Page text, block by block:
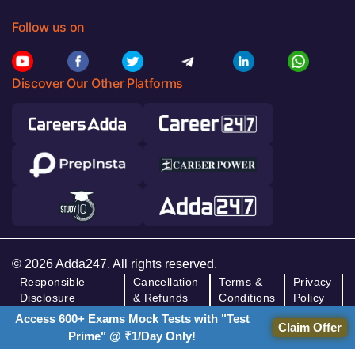
Follow us on
Discover Our Other Platforms
© 2026 Adda247. All rights reserved.
Responsible
Disclosure
Program
Cancellation
& Refunds
Terms &
Conditions
Privacy
Policy
Access 600+ Exams Mock Tests with "Test
Prime" @ ₹1/Day Only!
Claim Offer